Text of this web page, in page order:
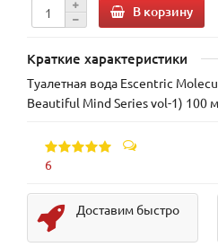
В корзину
Краткие характеристики
Туалетная вода Escentric
Beautiful Mind Series vol-1) 100
6
Доставим быстро